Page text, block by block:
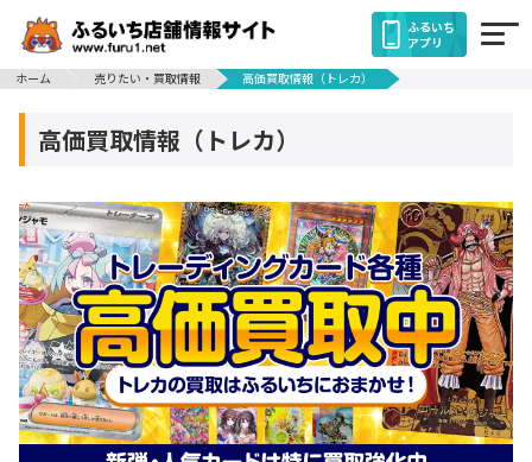
ふるいち
アプリ
ホーム
売りたい・買取情報 高価買取情報（トレカ）
高価買取情報（トレカ）